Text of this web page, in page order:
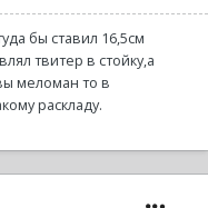
бы ставил 16,5см
твитер в стойку,а
меломан то в
раскладу.